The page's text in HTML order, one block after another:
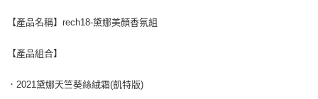
１．簡單：不需註冊會員、不需綁卡、不需儲值。
３．安心：先確認商品／服務後，再付款。
【「AFTEE先享後付」結帳流程】
１．於結帳方式選擇「AFTEE先享後付」後，將跳轉至「AFTEE先享後付」
全家付款取貨
【產品名稱】rech18-黛娜美顏香氛組
【產品組合】
．2021黛娜天竺葵絲絨霜(凱特版)